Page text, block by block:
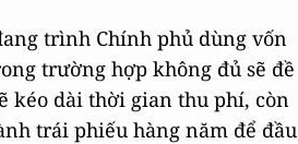
trình Chính phủ dùng vốn
trường hợp không đủ sẽ đề
kéo dài thời gian thu phí, còn
trái phiếu hàng năm để đầu